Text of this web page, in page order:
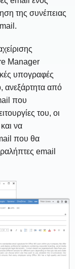
της συνέπειας
Manager
υπογραφές
ανεξάρτητα από
που
του, οι
να
που θα
email